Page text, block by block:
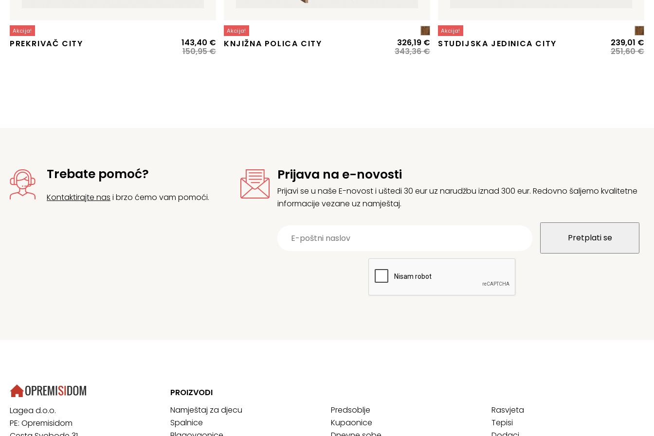
Akcija!
PREKRIVAČ CITY
150,95€
Izvorna
cijena
143,40 €Trenutna
cijena
Akcija!
KNJIŽNA POLICA CITY
343,36€
Izvorna
cijena
326,19 €Trenutna
cijena
Akcija!
STUDIJSKA JEDINICA CITY
251,60€
239,01 €
Trebate pomoć?
Kontaktirajte nas i brzo ćemo vam pomoći.
Prijava na e-novosti
Prijavi se u naše E-novost i uštedi 30 eur uz narudžbu iznad 300 eur. Redovno šaljemo kvalitetne
informacije vezane uz namještaj.
Lagea d.o.o.
PE: Opremisidom
PROIZVODI
Namještaj za djecu
Spalnice
Predsoblje
Kupaonice
Rasvjeta
Tepisi